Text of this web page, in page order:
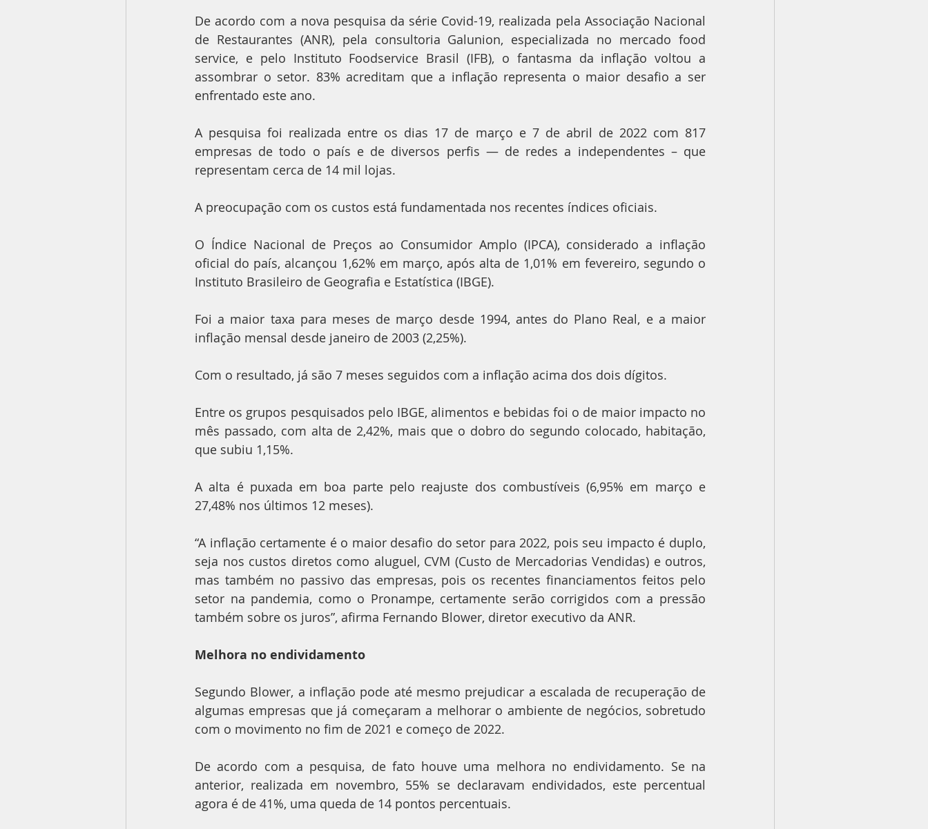
De acordo com a nova pesquisa da série Covid-19, realizada pela Associação Nacional
de Restaurantes (ANR), pela consultoria Galunion, especializada no mercado food
service, e pelo Instituto Foodservice Brasil (IFB), o fantasma da inflação voltou a
assombrar o setor. 83% acreditam que a inflação representa o maior desafio a ser
enfrentado este ano.
A pesquisa foi realizada entre os dias 17 de março e 7 de abril de 2022 com 817
empresas de todo o país e de diversos perfis — de redes a independentes – que
representam cerca de 14 mil lojas.
A preocupação com os custos está fundamentada nos recentes índices oficiais.
O Índice Nacional de Preços ao Consumidor Amplo (IPCA), considerado a inflação
oficial do país, alcançou 1,62% em março, após alta de 1,01% em fevereiro, segundo o
Instituto Brasileiro de Geografia e Estatística (IBGE).
Foi a maior taxa para meses de março desde 1994, antes do Plano Real, e a maior
inflação mensal desde janeiro de 2003 (2,25%).
Com o resultado, já são 7 meses seguidos com a inflação acima dos dois dígitos.
Entre os grupos pesquisados pelo IBGE, alimentos e bebidas foi o de maior impacto no
mês passado, com alta de 2,42%, mais que o dobro do segundo colocado, habitação,
que subiu 1,15%.
A alta é puxada em boa parte pelo reajuste dos combustíveis (6,95% em março e
27,48% nos últimos 12 meses).
“A inflação certamente é o maior desafio do setor para 2022, pois seu impacto é duplo,
seja nos custos diretos como aluguel, CVM (Custo de Mercadorias Vendidas) e outros,
mas também no passivo das empresas, pois os recentes financiamentos feitos pelo
setor na pandemia, como o Pronampe, certamente serão corrigidos com a pressão
também sobre os juros”, afirma Fernando Blower, diretor executivo da ANR.
Melhora no endividamento
Segundo Blower, a inflação pode até mesmo prejudicar a escalada de recuperação de
algumas empresas que já começaram a melhorar o ambiente de negócios, sobretudo
com o movimento no fim de 2021 e começo de 2022.
De acordo com a pesquisa, de fato houve uma melhora no endividamento. Se na
anterior, realizada em novembro, 55% se declaravam endividados, este percentual
agora é de 41%, uma queda de 14 pontos percentuais.